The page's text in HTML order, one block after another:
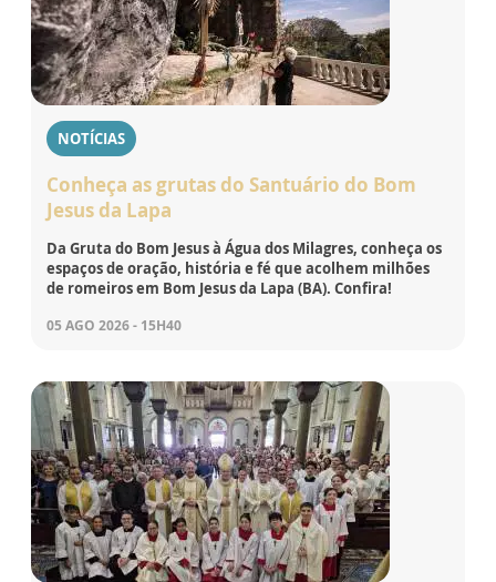
NOTÍCIAS
Conheça as grutas do Santuário do Bom
Jesus da Lapa
Da Gruta do Bom Jesus à Água dos Milagres, conheça os
espaços de oração, história e fé que acolhem milhões
de romeiros em Bom Jesus da Lapa (BA). Confira!
05 AGO 2026 - 15H40